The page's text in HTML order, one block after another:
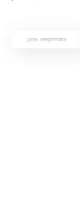
день енергетика